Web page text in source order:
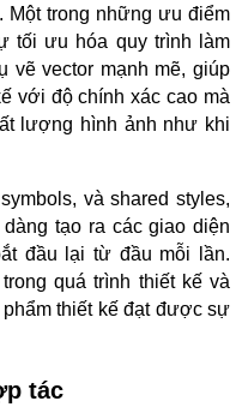
Một trong những ưu điểm
tối ưu hóa quy trình làm
vẽ vector mạnh mẽ, giúp
với độ chính xác cao mà
lượng hình ảnh như khi
và shared styles,
tạo ra các giao diện
đầu lại từ đầu mỗi lần.
quá trình thiết kế và
thiết kế đạt được sự
tác